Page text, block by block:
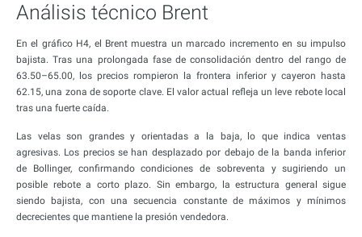
Análisis técnico Brent
En el gráfico H4, el Brent muestra un marcado incremento en su impulso
bajista. Tras una prolongada fase de consolidación dentro del rango de
63.50–65.00, los precios rompieron la frontera inferior y cayeron hasta
62.15, una zona de soporte clave. El valor actual refleja un leve rebote local
tras una fuerte caída.
Las velas son grandes y orientadas a la baja, lo que indica ventas
agresivas. Los precios se han desplazado por debajo de la banda inferior
de Bollinger, confirmando condiciones de sobreventa y sugiriendo un
posible rebote a corto plazo. Sin embargo, la estructura general sigue
siendo bajista, con una secuencia constante de máximos y mínimos
decrecientes que mantiene la presión vendedora.